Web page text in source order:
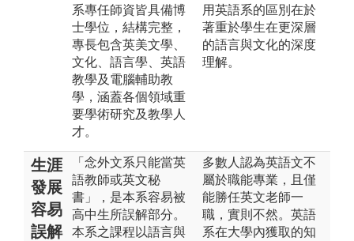
系專任師資皆具備博
士學位，結構完整，
專長包含英美文學、
文化、語言學、英語
教學及電腦輔助教
學，涵蓋各個領域重
要學術研究及教學人
才。
用英語系的區別在於
著重於學生在更深層
的語言與文化的深度
理解。
生涯
發展
容易
誤解
「念外文系只能當英
語教師或英文秘
書」，是本系容易被
高中生所誤解部分。
本系之課程以語言與
多數人認為英語文不
屬於職能專業，且僅
能勝任英文老師一
職，實則不然。英語
系在大學內獲取的知